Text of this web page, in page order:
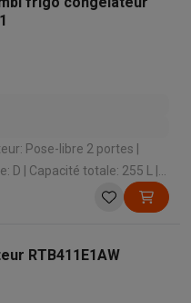
Pose-libre 2 portes |
L |
| Hauteur: 1797 mm
RTB411E1AW